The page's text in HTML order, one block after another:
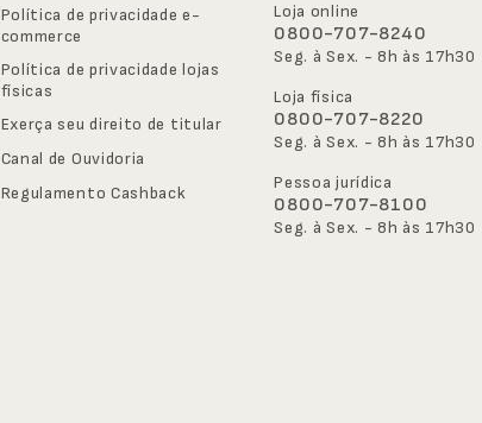
Política de privacidade e-
commerce
Política de privacidade lojas
físicas
Exerça seu direito de titular
Canal de Ouvidoria
Regulamento Cashback
Loja online
0800-707-8240
Seg. à Sex. - 8h às 17h30
Loja física
0800-707-8220
Seg. à Sex. - 8h às 17h30
Pessoa jurídica
0800-707-8100
Seg. à Sex. - 8h às 17h30